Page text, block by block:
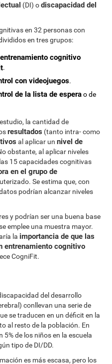
(DI) odiscapacidad del
en 32 personas con
en tres grupos:
cognitivo
.
con videojuegos.
de la lista de esperao de
la cantidad de
resultados (tanto intra- como
al aplicar unnivel de
obstante, al aplicar niveles
15 capacidades cognitivas
en el grupo de
Se estima que, con
podrían alcanzar niveles
y podrían ser una buena base
emplee una muestra mayor.
la importancia de que las
entrenamiento cognitivo
CogniFit.
del desarrollo
conllevan una serie de
se traducen en un déficit en la
al resto de la población. En
5% de los niños en la escuela
tipo de DI/DD.
es más escasa, pero los